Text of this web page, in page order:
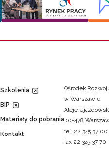
Szkolenia
BIP
Materiały do pobrania
Kontakt
Ośrodek
w Warszawie
Aleje
00-478
tel. 22 345 37 00
fax 22 345 37 70